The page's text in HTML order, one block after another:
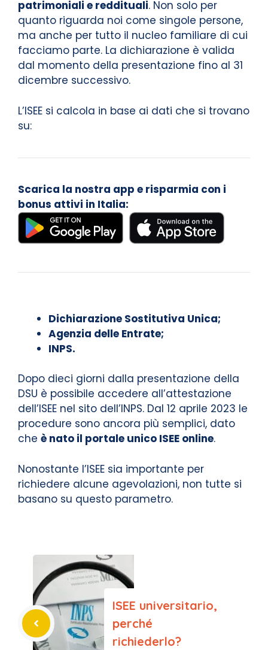
patrimoniali e reddituali. Non solo per
quanto riguarda noi come singole persone,
ma anche per tutto il nucleo familiare di cui
facciamo parte. La dichiarazione è valida
dal momento della presentazione fino al 31
dicembre successivo.
L’ISEE si calcola in base ai dati che si trovano
su:
Scarica la nostra app e risparmia con i
bonus attivi in Italia:
Dichiarazione Sostitutiva Unica;
Agenzia delle Entrate;
INPS.
Dopo dieci giorni dalla presentazione della
DSU è possibile accedere all’attestazione
dell’ISEE nel sito dell’INPS. Dal 12 aprile 2023 le
procedure sono ancora più semplici, dato
che è nato il portale unico ISEE online.
Nonostante l’ISEE sia importante per
richiedere alcune agevolazioni, non tutte si
basano su questo parametro.
ISEE universitario,
perché
richiederlo?